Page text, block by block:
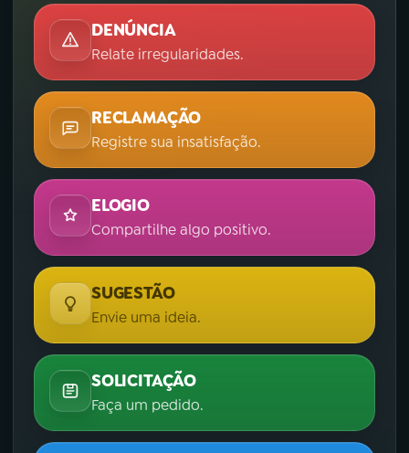
DENÚNCIA
Relate irregularidades.
RECLAMAÇÃO
Registre sua insatisfação.
ELOGIO
Compartilhe algo positivo.
SUGESTÃO
Envie uma ideia.
SOLICITAÇÃO
Faça um pedido.